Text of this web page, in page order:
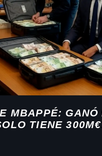
MBAPPÉ:
TIENE